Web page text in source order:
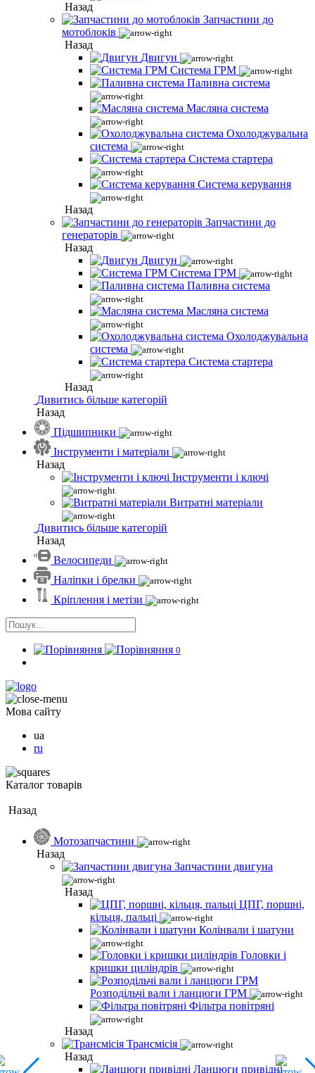
Назад
Запчастини до
мотоблоків
Назад
Двигун
Система ГРМ
Паливна система
Масляна система
Охолоджувальна
система
Система стартера
Система керування
Назад
Запчастини до
генераторів
Назад
Двигун
Система ГРМ
Паливна система
Масляна система
Охолоджувальна
система
Система стартера
Назад
Дивитись більше категорій
Назад
Підшипники
Інструменти і матеріали
Назад
Інструменти і ключі
Витратні матеріали
Дивитись більше категорій
Назад
Велосипеди
Наліпки і брелки
Кріплення і метізи
0
Мова сайту
ua
ru
Каталог товарів
Назад
Мотозапчастини
Назад
Запчастини двигуна
Назад
ЦПГ, поршні,
кільця, пальці
Колінвали і шатуни
Головки і
кришки циліндрів
Розподільчі вали і ланцюги ГРМ
Фільтра повітряні
Назад
Трансмісія
Назад
Ланцюги привідні